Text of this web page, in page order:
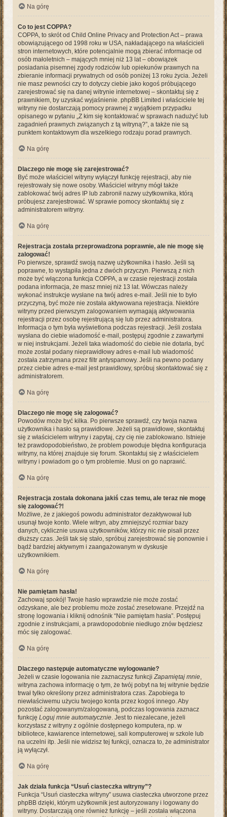
Na górę
Co to jest COPPA?
COPPA, to skrót od Child Online Privacy and Protection Act – prawa
obowiązującego od 1998 roku w USA, nakładającego na właścicieli
stron internetowych, które potencjalnie mogą zbierać informacje od
osób małoletnich – mających mniej niż 13 lat – obowiązek
posiadania pisemnej zgody rodziców lub opiekunów prawnych na
zbieranie informacji prywatnych od osób poniżej 13 roku życia. Jeżeli
nie masz pewności czy to dotyczy ciebie jako kogoś próbującego
zarejestrować się na danej witrynie internetowej – skontaktuj się z
prawnikiem, by uzyskać wyjaśnienie. phpBB Limited i właściciele tej
witryny nie dostarczają pomocy prawnej z wyjątkiem przypadku
opisanego w pytaniu „Z kim się kontaktować w sprawach nadużyć lub
zagadnień prawnych związanych z tą witryną?”, a także nie są
punktem kontaktowym dla wszelkiego rodzaju porad prawnych.
Na górę
Dlaczego nie mogę się zarejestrować?
Być może właściciel witryny wyłączył funkcję rejestracji, aby nie
rejestrowały się nowe osoby. Właściciel witryny mógł także
zablokować twój adres IP lub zabronił nazwy użytkownika, którą
próbujesz zarejestrować. W sprawie pomocy skontaktuj się z
administratorem witryny.
Na górę
Rejestracja została przeprowadzona poprawnie, ale nie mogę się
zalogować!
Po pierwsze, sprawdź swoją nazwę użytkownika i hasło. Jeśli są
poprawne, to wystąpiła jedna z dwóch przyczyn. Pierwszą z nich
może być włączona funkcja COPPA, a w czasie rejestracji została
podana informacja, że masz mniej niż 13 lat. Wówczas należy
wykonać instrukcje wysłane na twój adres e-mail. Jeśli nie to było
przyczyną, być może nie została aktywowana rejestracja. Niektóre
witryny przed pierwszym zalogowaniem wymagają aktywowania
rejestracji przez osobę rejestrującą się lub przez administratora.
Informacja o tym była wyświetlona podczas rejestracji. Jeśli została
wysłana do ciebie wiadomość e-mail, postępuj zgodnie z zawartymi
w niej instrukcjami. Jeżeli taka wiadomość do ciebie nie dotarła, być
może został podany nieprawidłowy adres e-mail lub wiadomość
została zatrzymana przez filtr antyspamowy. Jeśli na pewno podany
przez ciebie adres e-mail jest prawidłowy, spróbuj skontaktować się z
administratorem.
Na górę
Dlaczego nie mogę się zalogować?
Powodów może być kilka. Po pierwsze sprawdź, czy twoja nazwa
użytkownika i hasło są prawidłowe. Jeżeli są prawidłowe, skontaktuj
się z właścicielem witryny i zapytaj, czy cię nie zablokowano. Istnieje
też prawdopodobieństwo, że problem powoduje błędna konfiguracja
witryny, na której znajduje się forum. Skontaktuj się z właścicielem
witryny i powiadom go o tym problemie. Musi on go naprawić.
Na górę
Rejestracja została dokonana jakiś czas temu, ale teraz nie mogę
się zalogować?!
Możliwe, że z jakiegoś powodu administrator dezaktywował lub
usunął twoje konto. Wiele witryn, aby zmniejszyć rozmiar bazy
danych, cyklicznie usuwa użytkowników, którzy nic nie pisali przez
dłuższy czas. Jeśli tak się stało, spróbuj zarejestrować się ponownie i
bądź bardziej aktywnym i zaangażowanym w dyskusje
użytkownikiem.
Na górę
Nie pamiętam hasła!
Zachowaj spokój! Twoje hasło wprawdzie nie może zostać
odzyskane, ale bez problemu może zostać zresetowane. Przejdź na
stronę logowania i kliknij odnośnik “Nie pamiętam hasła”. Postępuj
zgodnie z instrukcjami, a prawdopodobnie niedługo znów będziesz
móc się zalogować.
Na górę
Dlaczego następuje automatyczne wylogowanie?
Jeżeli w czasie logowania nie zaznaczysz funkcjiZapamiętaj mnie,
witryna zachowa informację o tym, że twój pobyt na tej witrynie będzie
trwał tylko określony przez administratora czas. Zapobiega to
niewłaściwemu użyciu twojego konta przez kogoś innego. Aby
pozostać zalogowanym/zalogowaną, podczas logowania zaznacz
funkcję Loguj mnie automatycznie. Jest to niezalecane, jeżeli
korzystasz z witryny z ogólnie dostępnego komputera, np. w
bibliotece, kawiarence internetowej, sali komputerowej w szkole lub
na uczelni itp. Jeśli nie widzisz tej funkcji, oznacza to, że administrator
ją wyłączył.
Na górę
Jak działa funkcja “Usuń ciasteczka witryny”?
Funkcja “Usuń ciasteczka witryny” usuwa ciasteczka utworzone przez
phpBB dzięki, którym użytkownik jest autoryzowany i logowany do
witryny. Dostarczają one również funkcję – jeśli została włączona